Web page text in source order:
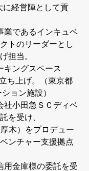
に経営陣として貢
業であるインキュベ
トのリーダーとし
担当。
キングスペース
ち上げ。（東京都
ョン施設）
社⼩⽥急ＳＣディベ
を受け、
⽊）をプロデュー
ンチャー⽀援拠点
⽤⾦庫様の委託を受